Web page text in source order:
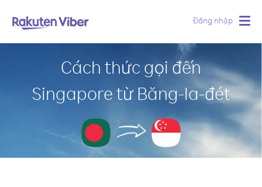
Đăng nhập
Cách thức gọi đến
Singapore từ Băng-la-đét